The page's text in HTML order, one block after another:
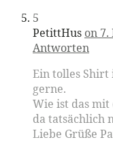
5
PetittHus on 7.
Antworten
Ein tolles Shirt
gerne.
Wie ist das mit
da tatsächlich
Liebe Grüße